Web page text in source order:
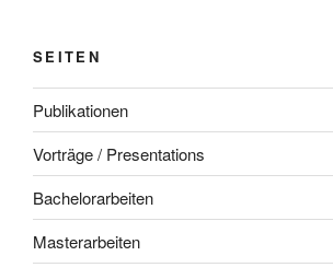
SEITEN
Publikationen
Vorträge / Presentations
Bachelorarbeiten
Masterarbeiten